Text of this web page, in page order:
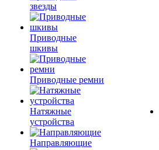
звезды
Приводные
шкивы
Приводные ремни
Натяжные
устройства
Направляющие